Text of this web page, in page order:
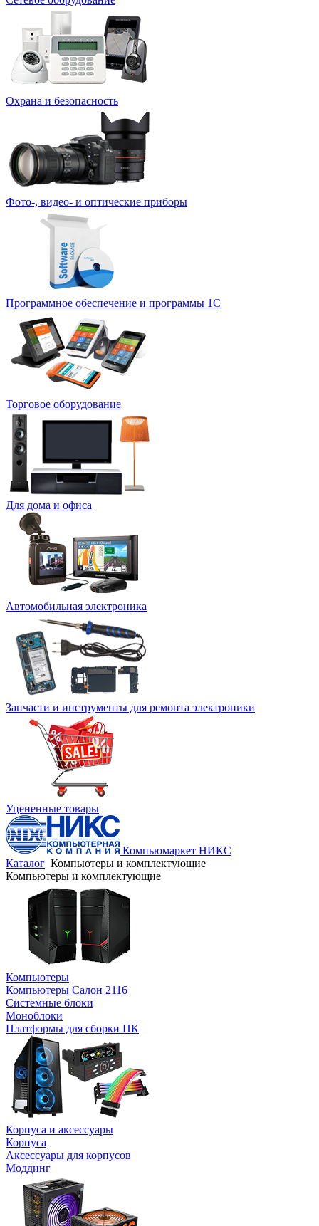
Охрана и безопасность
Фото-, видео- и оптические приборы
Программное обеспечение и программы 1С
Торговое оборудование
Для дома и офиса
Автомобильная электроника
Запчасти и инструменты для ремонта электроники
Уцененные товары
Компьюмаркет НИКС
Каталог Компьютеры и комплектующие
Компьютеры и комплектующие
Компьютеры
Компьютеры Салон 2116
Системные блоки
Моноблоки
Платформы для сборки ПК
Корпуса и аксессуары
Корпуса
Аксессуары для корпусов
Моддинг